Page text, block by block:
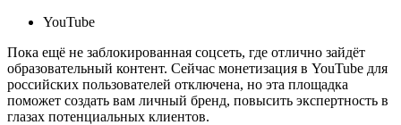
YouTube
Пока ещё не заблокированная соцсеть, где отлично зайдёт
образовательный контент. Сейчас монетизация в YouTube для
российских пользователей отключена, но эта площадка
поможет создать вам личный бренд, повысить экспертность в
глазах потенциальных клиентов.